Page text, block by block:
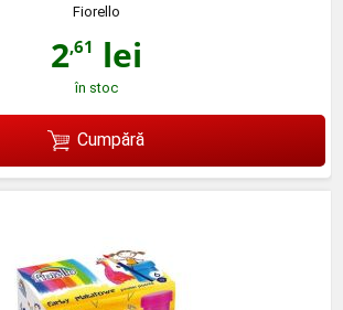
Fiorello
2,61 lei
în stoc
Cumpără